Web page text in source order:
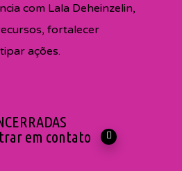
com Lala Deheinzelin,
fortalecer
ações.
em contato